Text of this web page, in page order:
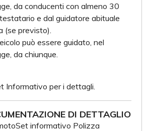
da conducenti con almeno 30
e dal guidatore abituale
(se previsto).
può essere guidato, nel
da chiunque.
Informativo per i dettagli.
DI DETTAGLIO
informativo Polizza